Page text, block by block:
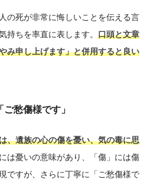
の死が非常に悔しいことを伝える言
持ちを率直に表します。 口頭と文章
み申し上げます」と併用すると良い
ご愁傷様です」
、遺族の心の傷を憂い、気の毒に思
には憂いの意味があり、「傷」には傷
ですが、さらに丁寧に「ご愁傷様で